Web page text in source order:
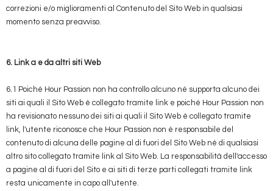
correzioni e/o miglioramenti al Contenuto del Sito Web in qualsiasi
momento senza preavviso.
6. Link a e da altri siti Web
6.1 Poiché Hour Passion non ha controllo alcuno né supporta alcuno dei
siti ai quali il Sito Web è collegato tramite link e poiché Hour Passion non
ha revisionato nessuno dei siti ai quali il Sito Web è collegato tramite
link, l'utente riconosce che Hour Passion non è responsabile del
contenuto di alcuna delle pagine al di fuori del Sito Web né di qualsiasi
altro sito collegato tramite link al Sito Web. La responsabilità dell'accesso
a pagine al di fuori del Sito e ai siti di terze parti collegati tramite link
resta unicamente in capo all'utente.